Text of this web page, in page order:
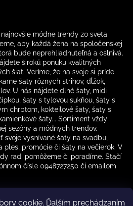
cookie. Ďalším prechádzaním
módne trendy zo sveta
aby každá žena na spoločenskej
bude neprehliadnuteľná a oslnivá.
širokú ponuku kvalitných
šiat. Veríme, že na svoje si príde
šaty rôznych strihov, dĺžok,
U nás nájdete dlhé šaty, midi
šaty s tylovou sukňou, šaty s
chrbtom, kokteilové šaty, šaty s
šaty... Sortiment vždy
sezóny a módnych trendov.
svoje vysnívané šaty na svadbu,
ples, promócie či šaty na večierok. V
radi pomôžeme či poradíme. Stačí
čísle 0948727250 či emailom